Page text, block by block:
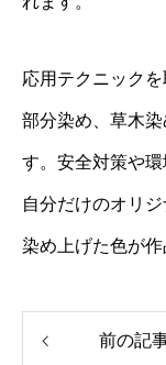
応用テクニック
部分染め、草木
す。安全対策や
自分だけのオリ
染め上げた色が
前の記